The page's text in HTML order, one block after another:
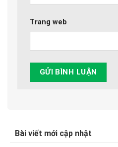
Trang web
Bài viết mới cập nhật